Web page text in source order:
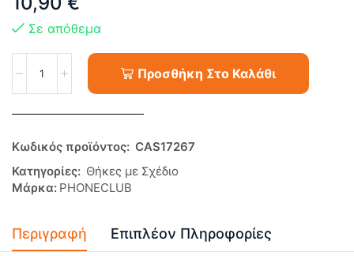
Σε απόθεμα
Προσθήκη Στο Καλάθι
Κωδικός προϊόντος: CAS17267
Κατηγορίες: Θήκες με Σχέδιο
Μάρκα: PHONECLUB
Περιγραφή Επιπλέον Πληροφορίες